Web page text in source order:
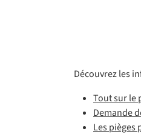
Découvrez les
Tout sur le
Demande
Les